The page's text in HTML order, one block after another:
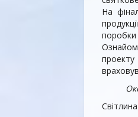
На
поробки
проекту